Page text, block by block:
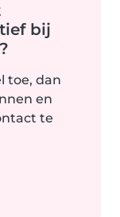
bij
toe, dan
en
te